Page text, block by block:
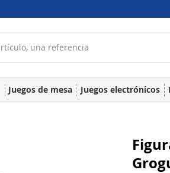
Juegos de mesa Juegos electrónicos